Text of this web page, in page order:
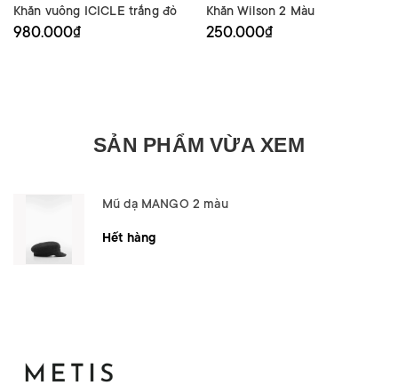
Khăn vuông ICICLE trắng đỏ
980.000₫
Khăn Wilson 2 Màu
250.000₫
SẢN PHẨM VỪA XEM
Mũ dạ MANGO 2 màu
Hết hàng